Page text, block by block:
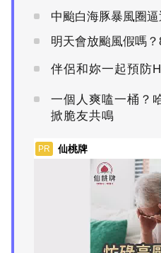
中颱白海豚暴風圈
明天會放颱風假嗎？
伴侶和妳一起預防
一個人爽嗑一桶？
掀脆友共鳴
PR 仙桃牌